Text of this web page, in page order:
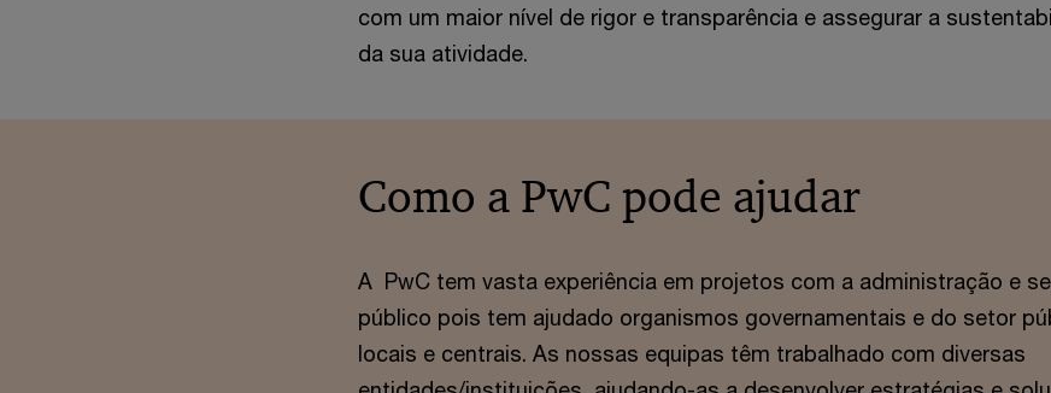
com um maior nível de rigor e transparência e assegurar a
da sua atividade.
Como a PwC pode ajudar
A PwC tem vasta experiência em projetos com a administração e
público pois tem ajudado organismos governamentais e do setor
locais e centrais. As nossas equipas têm trabalhado com diversas